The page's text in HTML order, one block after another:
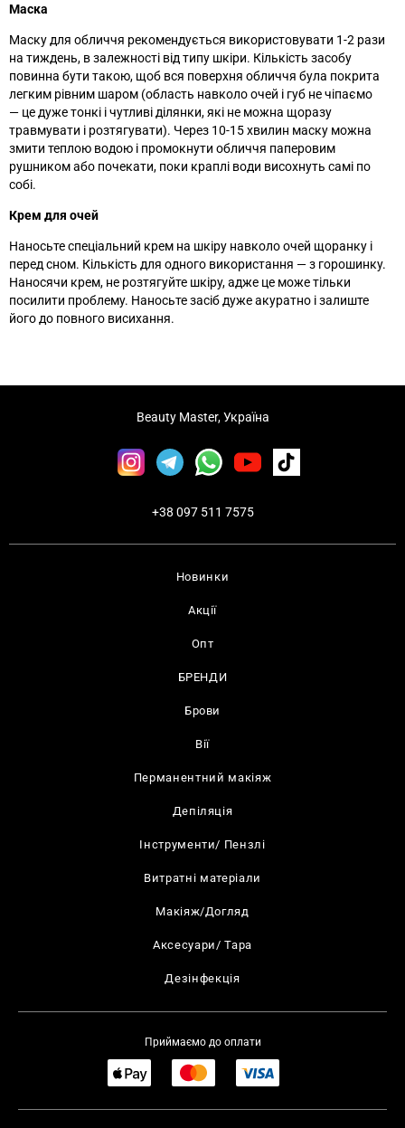
Маска
Маску для обличчя рекомендується використовувати 1-2 рази
на тиждень, в залежності від типу шкіри. Кількість засобу
повинна бути такою, щоб вся поверхня обличчя була покрита
легким рівним шаром (область навколо очей і губ не чіпаємо
— це дуже тонкі і чутливі ділянки, які не можна щоразу
травмувати і розтягувати). Через 10-15 хвилин маску можна
змити теплою водою і промокнути обличчя паперовим
рушником або почекати, поки краплі води висохнуть самі по
собі.
Крем для очей
Наносьте спеціальний крем на шкіру навколо очей щоранку і
перед сном. Кількість для одного використання — з горошинку.
Наносячи крем, не розтягуйте шкіру, адже це може тільки
посилити проблему. Наносьте засіб дуже акуратно і залиште
його до повного висихання.
Новинки
Акції
Опт
БРЕНДИ
Брови
Вії
Перманентний макіяж
Депіляція
Інструменти/ Пензлі
Витратні матеріали
Макіяж/Догляд
Аксесуари/ Тара
Дезінфекція
Beauty Master, Україна
+38 097 511 7575
Приймаємо до оплати